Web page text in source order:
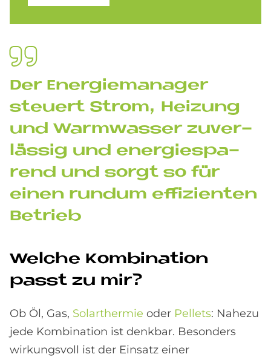
Der En­er­gie­ma­na­ger
steu­ert Strom, Hei­zung
und Warm­was­ser zu­ver­
läs­sig und en­er­gie­spa­
rend und sor­gt so für
einen run­dum ef­fi­zi­en­ten
Be­trieb
Wel­che Kom­bi­na­ti­on
passt zu mir?
Ob Öl, Gas, Solarthermie oder Pellets: Nahezu
jede Kombination ist denkbar. Besonders
wirkungsvoll ist der Einsatz einer